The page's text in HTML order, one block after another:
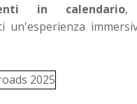
in calendario,
un'esperienza